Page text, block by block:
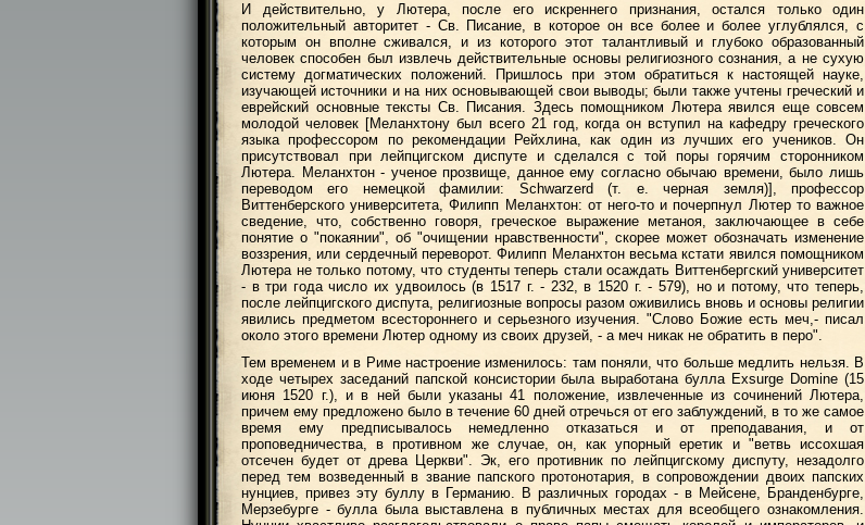
И действительно, у Лютера, после его искреннего признания, остался только один
положительный авторитет - Св. Писание, в которое он все более и более углублялся, с
которым он вполне сживался, и из которого этот талантливый и глубоко образованный
человек способен был извлечь действительные основы религиозного сознания, а не сухую
систему догматических положений. Пришлось при этом обратиться к настоящей науке,
изучающей источники и на них основывающей свои выводы; были также учтены греческий и
еврейский основные тексты Св. Писания. Здесь помощником Лютера явился еще совсем
молодой человек [Меланхтону был всего 21 год, когда он вступил на кафедру греческого
языка профессором по рекомендации Рейхлина, как один из лучших его учеников. Он
присутствовал при лейпцигском диспуте и сделался с той поры горячим сторонником
Лютера. Меланхтон - ученое прозвище, данное ему согласно обычаю времени, было лишь
переводом его немецкой фамилии: Schwarzerd (т. е. черная земля)], профессор
Виттенберского университета, Филипп Меланхтон: от него-то и почерпнул Лютер то важное
сведение, что, собственно говоря, греческое выражение метаноя, заключающее в себе
понятие о "покаянии", об "очищении нравственности", скорее может обозначать изменение
воззрения, или сердечный переворот. Филипп Меланхтон весьма кстати явился помощником
Лютера не только потому, что студенты теперь стали осаждать Виттенбергский университет
- в три года число их удвоилось (в 1517 г. - 232, в 1520 г. - 579), но и потому, что теперь,
после лейпцигского диспута, религиозные вопросы разом оживились вновь и основы религии
явились предметом всестороннего и серьезного изучения. "Слово Божие есть меч,- писал
около этого времени Лютер одному из своих друзей, - а меч никак не обратить в перо".
Тем временем и в Риме настроение изменилось: там поняли, что больше медлить нельзя. В
ходе четырех заседаний папской консистории была выработана булла Exsurge Domine (15
июня 1520 г.), и в ней были указаны 41 положение, извлеченные из сочинений Лютера,
причем ему предложено было в течение 60 дней отречься от его заблуждений, в то же самое
время ему предписывалось немедленно отказаться и от преподавания, и от
проповедничества, в противном же случае, он, как упорный еретик и "ветвь иссохшая
отсечен будет от древа Церкви". Эк, его противник по лейпцигскому диспуту, незадолго
перед тем возведенный в звание папского протонотария, в сопровождении двоих папских
нунциев, привез эту буллу в Германию. В различных городах - в Мейсене, Бранденбурге,
Мерзебурге - булла была выставлена в публичных местах для всеобщего ознакомления.